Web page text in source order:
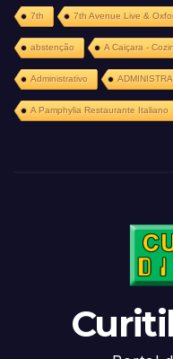
7th 7th Avenue Live &
abstenção A Caiçara -
Administrativo
A Pamphylia Restaurante Italiano